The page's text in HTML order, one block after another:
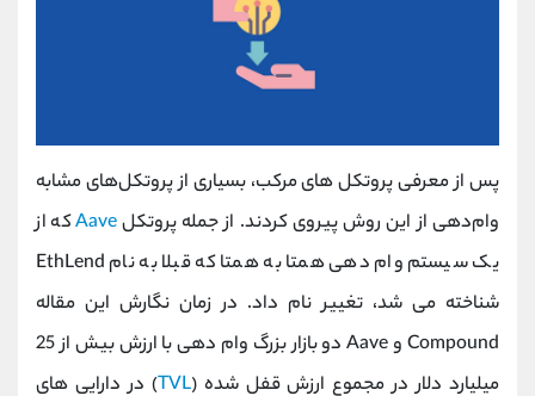
پس از معرفی پروتکل های مرکب، بسیاری از پروتکل‌های مشابه
وام‌دهی از این روش پیروی کردند. از جمله پروتکلAaveکه از
یک سیستم وام دهی همتا به همتا که قبلا به نام EthLend
شناخته می شد، تغییر نام داد. در زمان نگارش این مقاله
Compound و Aave دو بازار بزرگ وام دهی با ارزش بیش از 25
میلیارد دلار در مجموع ارزش قفل شده (TVL) در دارایی های